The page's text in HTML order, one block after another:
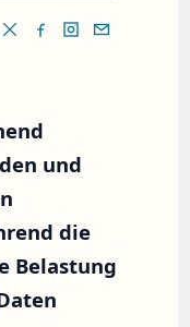
und
die
Belastung